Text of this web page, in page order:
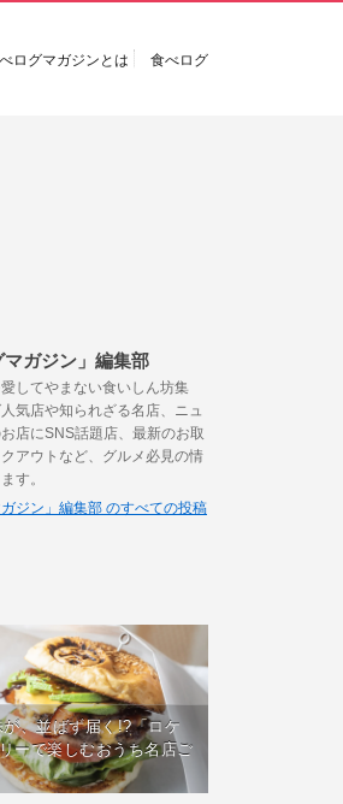
ログマガジンとは 食べログ
マガジン」編集部
してやまない食いしん坊集
気店や知られざる名店、ニュ
店にSNS話題店、最新のお取
アウトなど、グルメ必見の情
す。
ガジン」編集部 のすべての投稿
、並ばず届く!?「ロケ
ーで楽しむおうち名店ご